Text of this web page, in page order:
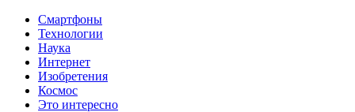
Смартфоны
Технологии
Наука
Интернет
Изобретения
Космос
Это интересно